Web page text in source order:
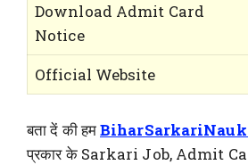
Download Admit Card
Notice
Official Website
बता दें की हम
प्रकार के Sarkari Job, Admit